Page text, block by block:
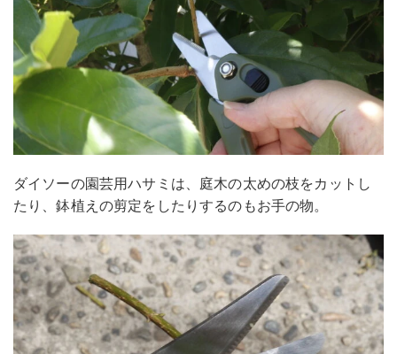
ダイソーの園芸用ハサミは、庭木の太めの枝をカットし
たり、鉢植えの剪定をしたりするのもお手の物。